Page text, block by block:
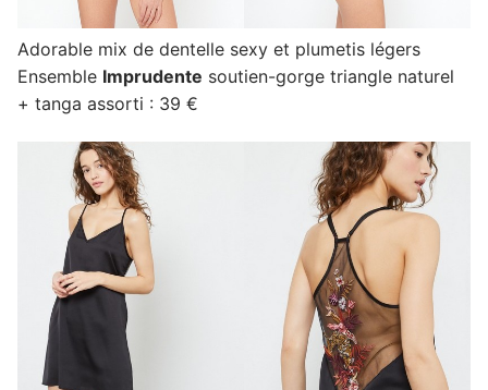
Adorable mix de dentelle sexy et plumetis légers
Ensemble Imprudente soutien-gorge triangle naturel
+ tanga assorti : 39 €